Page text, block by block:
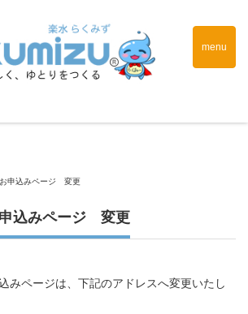
menu
申込みページ 変更
込みページ 変更
みページは、下記のアドレスへ変更いたし